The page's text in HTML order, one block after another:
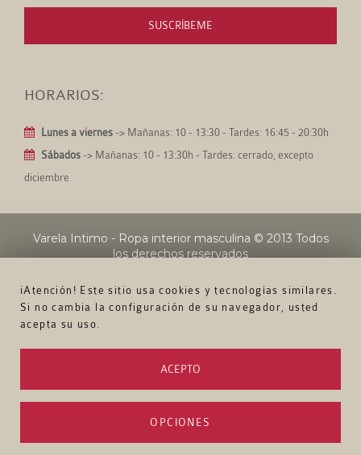
¡Atención! Este sitio usa cookies y tecnologías similares.
Si no cambia la configuración de su navegador, usted
acepta su uso.
ACEPTO
OPCIONES
SUSCRÍBEME
HORARIOS:
Lunes a viernes -> Mañanas: 10 - 13:30 - Tardes: 16:45 - 20:30h
Sábados -> Mañanas: 10 - 13:30h - Tardes: cerrado, excepto
diciembre
Varela Intimo - Ropa interior masculina © 2013 Todos
los derechos reservados